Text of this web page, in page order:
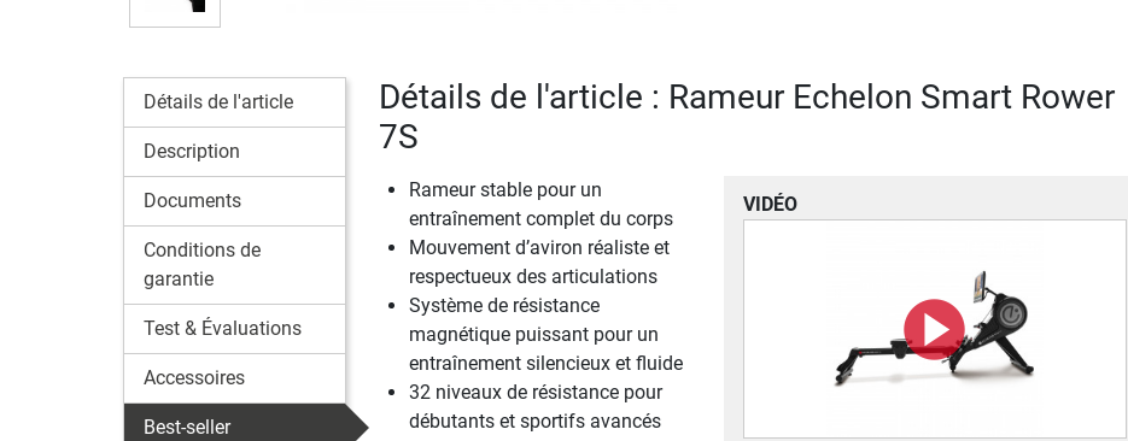
Détails de l'article
Description
Documents
Conditions de
garantie
Test & Évaluations
Accessoires
Best-seller
Détails de l'article : Rameur Echelon Smart Rower
7S
VIDÉO
Rameur stable pour un
entraînement complet du corps
Mouvement d’aviron réaliste et
respectueux des articulations
Système de résistance
magnétique puissant pour un
entraînement silencieux et fluide
32 niveaux de résistance pour
débutants et sportifs avancés